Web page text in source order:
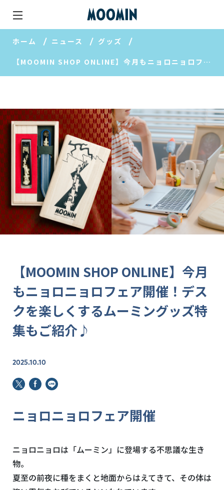
ホーム ニュース グッズ
【MOOMIN SHOP ONLINE】今月もニョロニョロフェア開催！デスクを楽しくするムーミングッズ特集もご紹介♪
【MOOMIN SHOP ONLINE】今月
もニョロニョロフェア開催！デス
クを楽しくするムーミングッズ特
集もご紹介♪
2025.10.10
ニョロニョロフェア開催
ニョロニョロは「ムーミン」に登場する不思議な生き
物。
夏至の前夜に種をまくと地面からはえてきて、その体は